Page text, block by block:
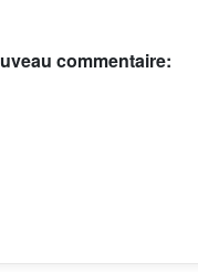
commentaire: